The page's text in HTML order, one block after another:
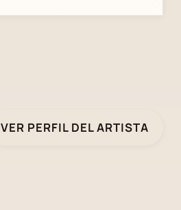
VER PERFIL DEL ARTISTA